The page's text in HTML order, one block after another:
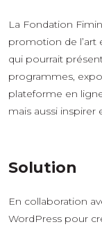
La Fondation
promotion de l’art
qui pourrait
programmes,
plateforme en
mais aussi inspirer
Solution
En collaboration
WordPress pour